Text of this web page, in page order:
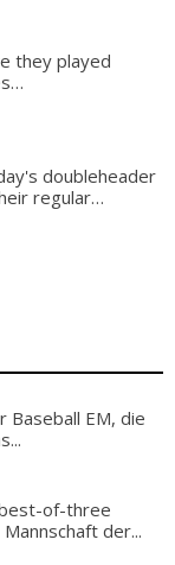
they played
doubleheader
regular…
Baseball EM, die
best-of-three
der...